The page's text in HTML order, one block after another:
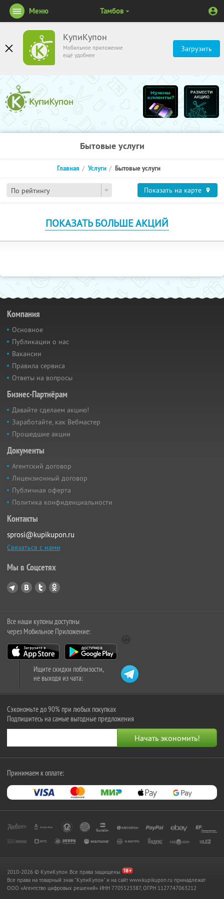
КупиКупон
Мобильное приложение
ещё удобнее
Загрузить
Меню Тамбов
Бытовые услуги
По рейтингу
Главная Услуги Бытовые услуги
Показать на карте
ПОКАЗАТЬ БОЛЬШЕ АКЦИЙ
Компания
Основное
Публикации о нас
Вакансии
Правила сервиса
Ответы на вопросы
Бизнес-Партнёрам
Давайте сделаем акцию!
Заработайте, как Вебмастер
Прошедшие акции
Документы
Агентский договор
Лицензионный договор
Публичная оферта
Политика конфиденциальности
Контакты
sprosi@kupikupon.ru
Связаться с нами
Мы в Соцсетях
Все наши купоны доступны
через Мобильное Приложение:
Ищите скидки поблизости,
не выходя из чата:
Сэкономьте до 90% при любых покупках
Подпишитесь на самые выгодные предложения
Принимаем к оплате:
2010-2026 © КупиКупон. Все права защищены.
Все права на товарный знак "КупиКупон" и на сайт www.kupikupon.ru принадлежат
OOO «Агентство цифровых решений» ИНН 7705523387, ОГРН 1127747063212